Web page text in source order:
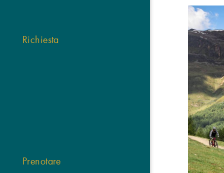
Richiesta
Prenotare